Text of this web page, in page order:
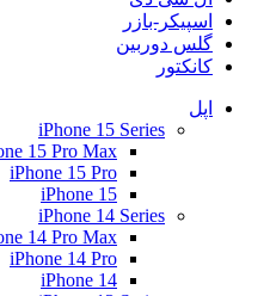
اسپیکر-بازر
گلس دوربین
کانکتور
اپل
iPhone 15 Series
iPhone 15 Pro Max
iPhone 15 Pro
iPhone 15
iPhone 14 Series
iPhone 14 Pro Max
iPhone 14 Pro
iPhone 14